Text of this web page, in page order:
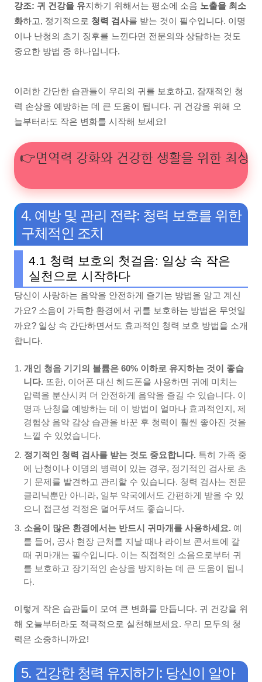
강조: 귀 건강을 유지하기 위해서는 평소에 소음 노출을 최소
화하고, 정기적으로 청력 검사를 받는 것이 필수입니다. 이명
이나 난청의 초기 징후를 느낀다면 전문의와 상담하는 것도
중요한 방법 중 하나입니다.
이러한 간단한 습관들이 우리의 귀를 보호하고, 잠재적인 청
력 손상을 예방하는 데 큰 도움이 됩니다. 귀 건강을 위해 오
늘부터라도 작은 변화를 시작해 보세요!
👉면역력 강화와 건강한 생활을 위한 최상
4. 예방 및 관리 전략: 청력 보호를 위한
구체적인 조치
4.1 청력 보호의 첫걸음: 일상 속 작은
실천으로 시작하다
당신이 사랑하는 음악을 안전하게 즐기는 방법을 알고 계신
가요? 소음이 가득한 환경에서 귀를 보호하는 방법은 무엇일
까요? 일상 속 간단하면서도 효과적인 청력 보호 방법을 소개
합니다.
개인 청음 기기의 볼륨은 60% 이하로 유지하는 것이 좋습
니다. 또한, 이어폰 대신 헤드폰을 사용하면 귀에 미치는
압력을 분산시켜 더 안전하게 음악을 즐길 수 있습니다. 이
명과 난청을 예방하는 데 이 방법이 얼마나 효과적인지, 제
경험상 음악 감상 습관을 바꾼 후 청력이 훨씬 좋아진 것을
느낄 수 있었습니다.
정기적인 청력 검사를 받는 것도 중요합니다. 특히 가족 중
에 난청이나 이명의 병력이 있는 경우, 정기적인 검사로 초
기 문제를 발견하고 관리할 수 있습니다. 청력 검사는 전문
클리닉뿐만 아니라, 일부 약국에서도 간편하게 받을 수 있
으니 접근성 걱정은 덜어두셔도 좋습니다.
소음이 많은 환경에서는 반드시 귀마개를 사용하세요. 예
를 들어, 공사 현장 근처를 지날 때나 라이브 콘서트에 갈
때 귀마개는 필수입니다. 이는 직접적인 소음으로부터 귀
를 보호하고 장기적인 손상을 방지하는 데 큰 도움이 됩니
다.
이렇게 작은 습관들이 모여 큰 변화를 만듭니다. 귀 건강을 위
해 오늘부터라도 적극적으로 실천해보세요. 우리 모두의 청
력은 소중하니까요!
5. 건강한 청력 유지하기: 당신이 알아